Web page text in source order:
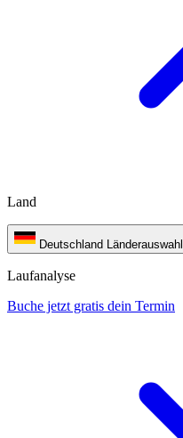
Land
Deutschland Länderauswahl
Laufanalyse
Buche jetzt gratis dein Termin